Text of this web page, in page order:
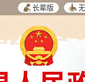
长辈版